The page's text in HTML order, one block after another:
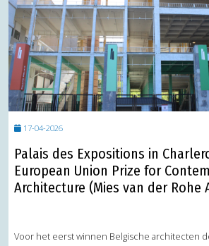
17-04-2026
Palais des Expositions in
European Union Prize for
Architecture (Mies van der Rohe
Voor het eerst winnen Belgische architecten